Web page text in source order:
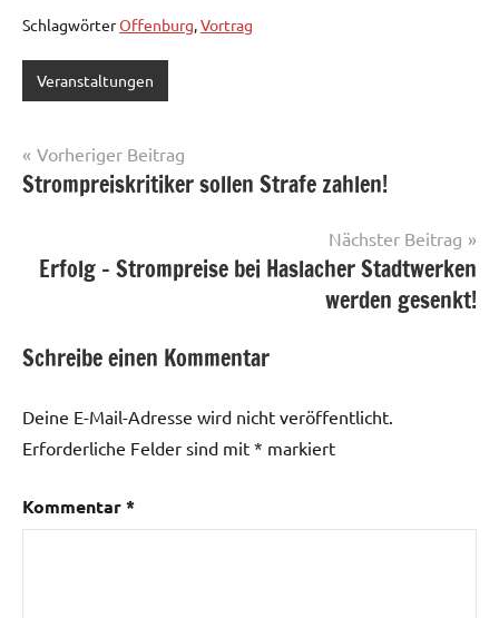
SchlagwörterOffenburg,Vortrag
Veranstaltungen
Beitragsnavigation
Vorheriger Beitrag
Strompreiskritiker sollen Strafe zahlen!
Nächster Beitrag
Erfolg – Strompreise bei Haslacher Stadtwerken
werden gesenkt!
Schreibe einen Kommentar
Deine E-Mail-Adresse wird nicht veröffentlicht.
Erforderliche Felder sind mit * markiert
Kommentar*